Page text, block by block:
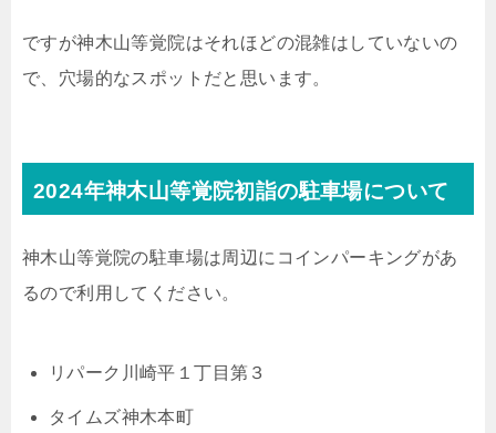
ですが神木山等覚院はそれほどの混雑はしていないの
で、穴場的なスポットだと思います。
2024年神木山等覚院初詣の駐車場について
神木山等覚院の駐車場は周辺にコインパーキングがあ
るので利用してください。
リパーク川崎平１丁目第３
タイムズ神木本町